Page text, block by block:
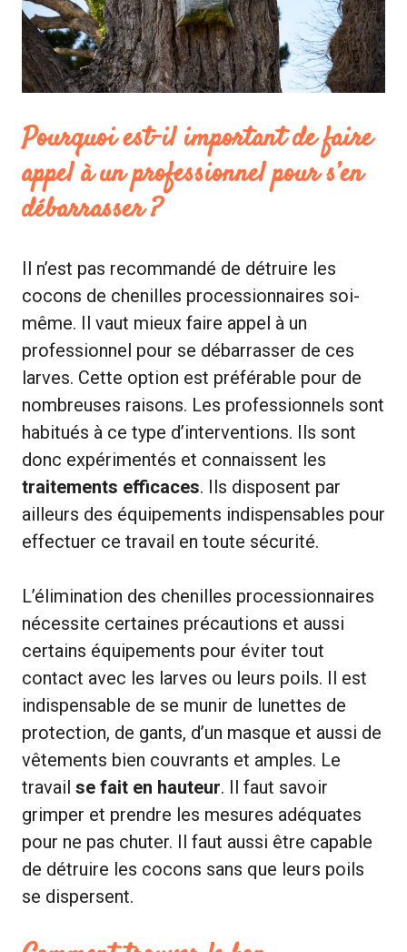
Pourquoi est-il important de faire
appel à un professionnel pour s’en
débarrasser ?
Il n’est pas recommandé de détruire les
cocons de chenilles processionnaires soi-
même. Il vaut mieux faire appel à un
professionnel pour se débarrasser de ces
larves. Cette option est préférable pour de
nombreuses raisons. Les professionnels sont
habitués à ce type d’interventions. Ils sont
donc expérimentés et connaissent les
traitements efficaces. Ils disposent par
ailleurs des équipements indispensables pour
effectuer ce travail en toute sécurité.
L’élimination des chenilles processionnaires
nécessite certaines précautions et aussi
certains équipements pour éviter tout
contact avec les larves ou leurs poils. Il est
indispensable de se munir de lunettes de
protection, de gants, d’un masque et aussi de
vêtements bien couvrants et amples. Le
travail se fait en hauteur. Il faut savoir
grimper et prendre les mesures adéquates
pour ne pas chuter. Il faut aussi être capable
de détruire les cocons sans que leurs poils
se dispersent.